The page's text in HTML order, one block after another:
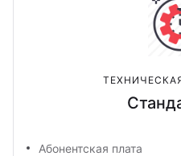
Абонентская плата